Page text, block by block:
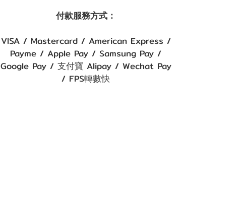
付款服務方式：
VISA / Mastercard / American Express /
Payme / Apple Pay / Samsung Pay /
Google Pay / 支付寶 Alipay / Wechat Pay
/ FPS轉數快